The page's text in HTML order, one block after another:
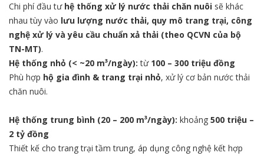
Chi phí đầu tư hệ thống xử lý nước thải chăn nuôi sẽ khác
nhau tùy vào lưu lượng nước thải, quy mô trang trại, công
nghệ xử lý và yêu cầu chuẩn xả thải (theo QCVN của bộ
TN-MT).
Hệ thống nhỏ (< ~20 m³/ngày): từ 100 – 300 triệu đồng
Phù hợp hộ gia đình & trang trại nhỏ, xử lý cơ bản nước thải
chăn nuôi.
Hệ thống trung bình (20 – 200 m³/ngày): khoảng 500 triệu –
2 tỷ đồng
Thiết kế cho trang trại tầm trung, áp dụng công nghệ kết hợp